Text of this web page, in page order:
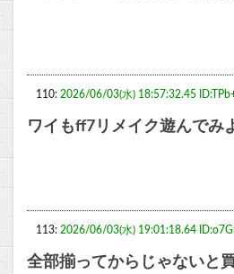
110: 2026/06/03(水) 18:57:32.45
ワイもff7リメイク遊んでみ
113: 2026/06/03(水) 19:01:18.64
全部揃ってからじゃないと